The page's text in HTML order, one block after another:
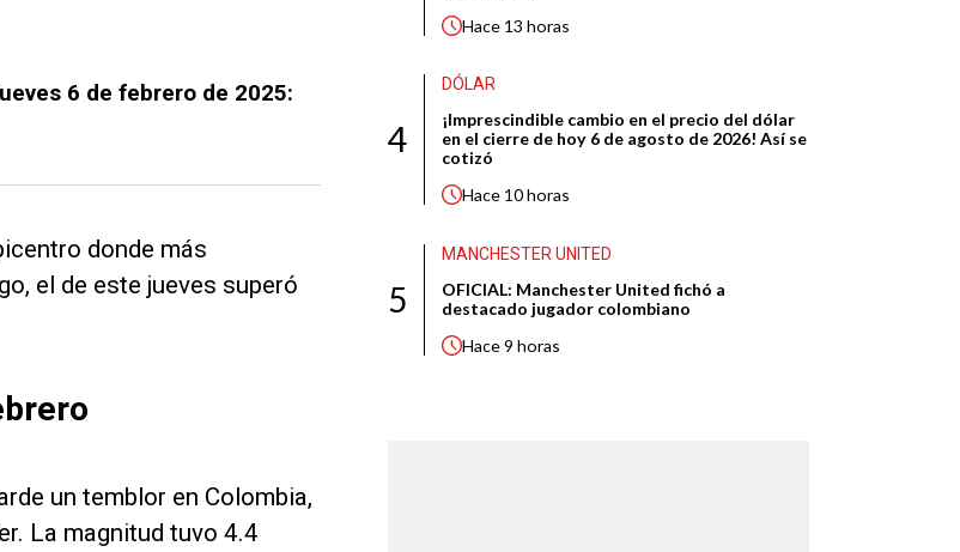
6 de febrero de 2025:
donde más
el de este jueves superó
un temblor en Colombia,
La magnitud tuvo 4.4
Hace 13 horas
4
DÓLAR
¡Imprescindible cambio en el precio del dólar
en el cierre de hoy 6 de agosto de 2026! Así se
cotizó
Hace 10 horas
5
MANCHESTER UNITED
OFICIAL: Manchester United fichó a
destacado jugador colombiano
Hace9 horas